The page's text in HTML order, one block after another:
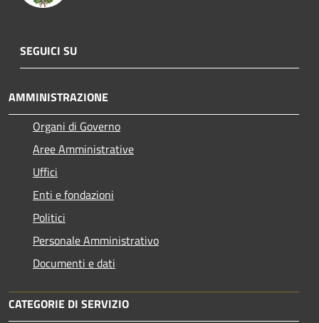
SEGUICI SU
AMMINISTRAZIONE
Organi di Governo
Aree Amministrative
Uffici
Enti e fondazioni
Politici
Personale Amministrativo
Documenti e dati
CATEGORIE DI SERVIZIO